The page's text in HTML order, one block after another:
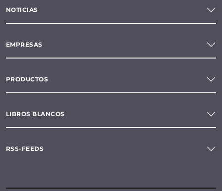
NOTICIAS
EMPRESAS
PRODUCTOS
LIBROS BLANCOS
RSS-FEEDS